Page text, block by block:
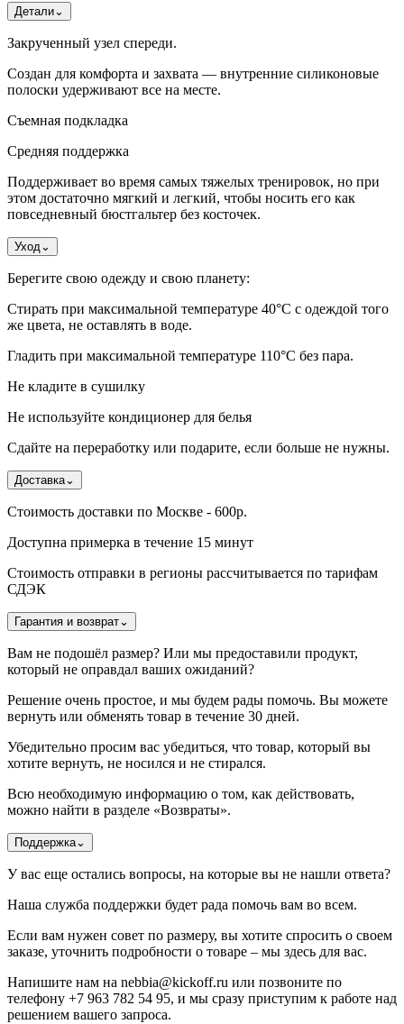
Детали⌄
Закрученный узел спереди.
Создан для комфорта и захвата — внутренние силиконовые
полоски удерживают все на месте.
Съемная подкладка
Средняя поддержка
Поддерживает во время самых тяжелых тренировок, но при
этом достаточно мягкий и легкий, чтобы носить его как
повседневный бюстгальтер без косточек.
Уход⌄
Берегите свою одежду и свою планету:
Стирать при максимальной температуре 40°C с одеждой того
же цвета, не оставлять в воде.
Гладить при максимальной температуре 110°С без пара.
Не кладите в сушилку
Не используйте кондиционер для белья
Сдайте на переработку или подарите, если больше не нужны.
Доставка⌄
Стоимость доставки по Москве - 600р.
Доступна примерка в течение 15 минут
Стоимость отправки в регионы рассчитывается по тарифам
СДЭК
Гарантия и возврат⌄
Вам не подошёл размер? Или мы предоставили продукт,
который не оправдал ваших ожиданий?
Решение очень простое, и мы будем рады помочь. Вы можете
вернуть или обменять товар в течение 30 дней.
Убедительно просим вас убедиться, что товар, который вы
хотите вернуть, не носился и не стирался.
Всю необходимую информацию о том, как действовать,
можно найти в разделе «Возвраты».
Поддержка⌄
У вас еще остались вопросы, на которые вы не нашли ответа?
Наша служба поддержки будет рада помочь вам во всем.
Если вам нужен совет по размеру, вы хотите спросить о своем
заказе, уточнить подробности о товаре – мы здесь для вас.
Напишите нам на nebbia@kickoff.ru или позвоните по
телефону +7 963 782 54 95, и мы сразу приступим к работе над
решением вашего запроса.